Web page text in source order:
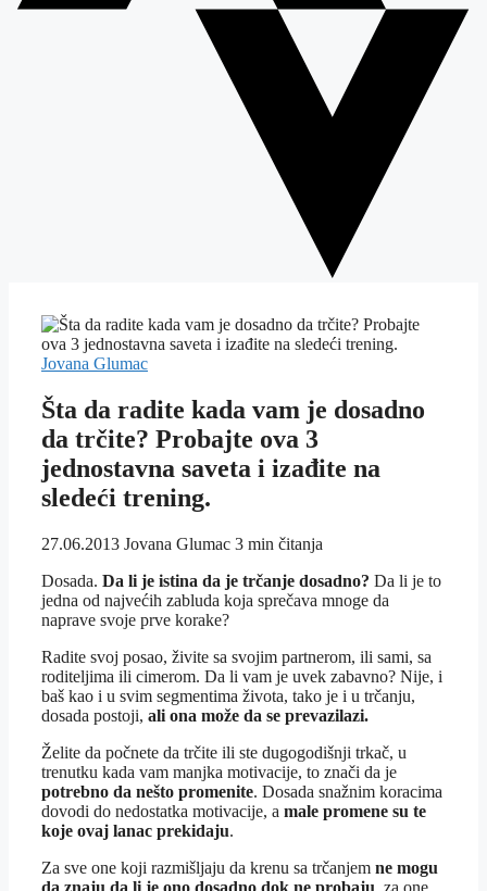
Jovana Glumac
Šta da radite kada vam je dosadno
da trčite? Probajte ova 3
jednostavna saveta i izađite na
sledeći trening.
27.06.2013 Jovana Glumac 3 min čitanja
Dosada. Da li je istina da je trčanje dosadno? Da li je to
jedna od najvećih zabluda koja sprečava mnoge da
naprave svoje prve korake?
Radite svoj posao, živite sa svojim partnerom, ili sami, sa
roditeljima ili cimerom. Da li vam je uvek zabavno? Nije, i
baš kao i u svim segmentima života, tako je i u trčanju,
dosada postoji, ali ona može da se prevazilazi.
Želite da počnete da trčite ili ste dugogodišnji trkač, u
trenutku kada vam manjka motivacije, to znači da je
potrebno da nešto promenite. Dosada snažnim koracima
dovodi do nedostatka motivacije, a male promene su te
koje ovaj lanac prekidaju.
Za sve one koji razmišljaju da krenu sa trčanjem ne mogu
da znaju da li je ono dosadno dok ne probaju , za one